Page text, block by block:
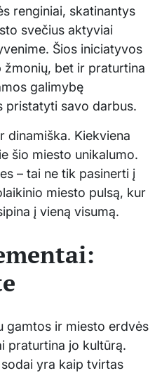
renginiai, skatinantys
svečius aktyviai
Šios iniciatyvos
bet ir praturtina
galimybę
pristatyti savo darbus.
dinamiška. Kiekviena
šio miesto unikalumo.
– tai ne tik pasinerti į
miesto pulsą, kur
į vieną visumą.
gamtos ir miesto erdvės
praturtina jo kultūrą.
yra kaip tvirtas